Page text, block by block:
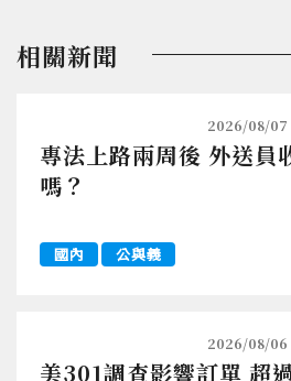
相關新聞
2026/08/07
專法上路兩周後 外送員
嗎？
國內 公與義
2026/08/06
美301調查影響訂單 超